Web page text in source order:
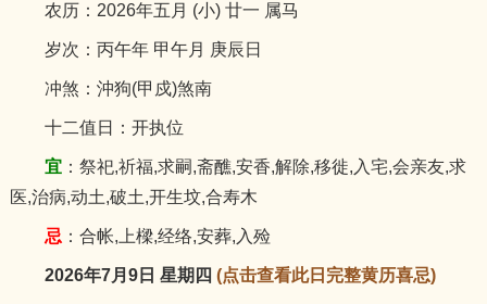
农历：2026年五月 (小) 廿一 属马
岁次：丙午年 甲午月 庚辰日
冲煞：沖狗(甲戍)煞南
十二值日：开执位
宜：祭祀,祈福,求嗣,斋醮,安香,解除,移徙,入宅,会亲友,求
医,治病,动土,破土,开生坟,合寿木
忌 ：合帐,上樑,经络,安葬,入殓
2026年7月9日 星期四 (点击查看此日完整黄历喜忌)